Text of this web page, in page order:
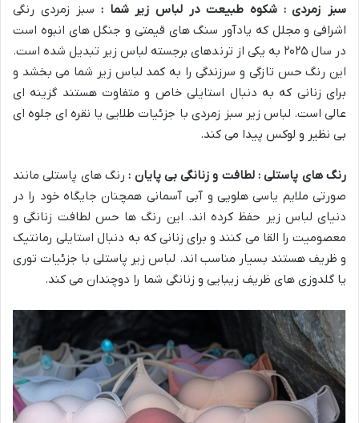
سبز زمردی : شکوه طبیعت در لباس زیر شما : سبز زمردی رنگی
اشرافی و مجلل که یادآور سنگ های قیمتی و جنگل های انبوه است
در سال ۲۰۲۵ به یکی از ترندهای برجسته لباس زیر تبدیل شده است.
این رنگ حس تازگی و سرزندگی را به کمد لباس زیر شما می بخشد و
برای زنانی که به دنبال استایلی خاص و متفاوت هستند گزینه ای
عالی است. لباس زیر سبز زمردی با جزئیات طلایی یا نقره ای جلوه ای
بی نظیر و لوکس پیدا می کند.
رنگ های پاستلی : لطافت و زنانگی بی پایان : رنگ های پاستلی مانند
صورتی ملایم یاسی هلویی و آبی آسمانی همچنان جایگاه خود را در
دنیای لباس زیر حفظ کرده اند. این رنگ ها حس لطافت زنانگی و
معصومیت را القا می کنند و برای زنانی که به دنبال استایلی رمانتیک
و ظریف هستند بسیار مناسب اند. لباس زیر پاستلی با جزئیات توری
یا گلدوزی های ظریف زیبایی و زنانگی شما را دوچندان می کند.